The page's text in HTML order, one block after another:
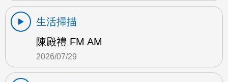
生活掃描
陳殿禮 FM AM
2026/07/29